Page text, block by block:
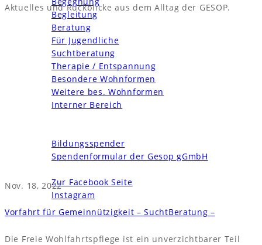
Begleitung
Beratung
Für Jugendliche
Suchtberatung
Therapie / Entspannung
Besondere Wohnformen
Weitere bes. Wohnformen
Interner Bereich
Bildungsspender
Spendenformular der Gesop gGmbH
Zur Facebook Seite
Instagram
Aktuelles und Rückblicke aus dem Alltag der GESOP.
Nov. 18, 2022
Vorfahrt für Gemeinnützigkeit – SuchtBeratung –
Die Freie Wohlfahrtspflege ist ein unverzichtbarer Teil